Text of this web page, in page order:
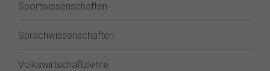
Sportwissenschaften
Sprachwissenschaften
Volkswirtschaftslehre